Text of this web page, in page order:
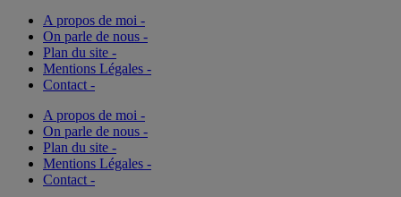
A propos de moi -
On parle de nous -
Plan du site -
Mentions Légales -
Contact -
A propos de moi -
On parle de nous -
Plan du site -
Mentions Légales -
Contact -